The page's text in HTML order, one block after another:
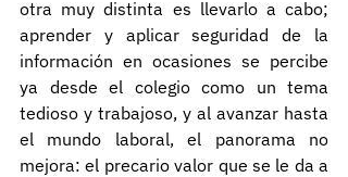
otra muy distinta es llevarlo a cabo;
aprender y aplicar seguridad de la
información en ocasiones se percibe
ya desde el colegio como un tema
tedioso y trabajoso, y al avanzar hasta
el mundo laboral, el panorama no
mejora: el precario valor que se le da a